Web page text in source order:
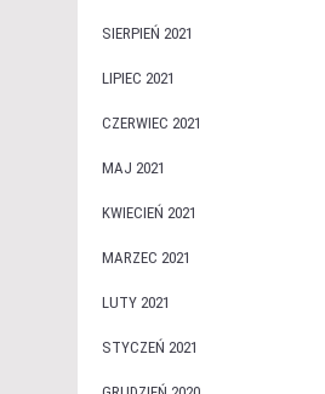
SIERPIEŃ 2021
LIPIEC 2021
CZERWIEC 2021
MAJ 2021
KWIECIEŃ 2021
MARZEC 2021
LUTY 2021
STYCZEŃ 2021